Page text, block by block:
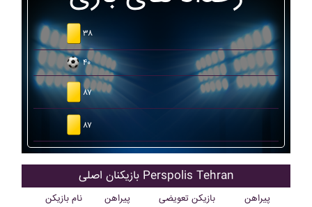
۳۸
۴۰
۸۷
۸۷
بازیکنان اصلی Perspolis Tehran
نام بازیکن پیراهن بازیکن تعویضی پیراهن